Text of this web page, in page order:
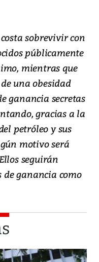
sobrevivir con
públicamente
mientras que
una obesidad
ganancia secretas
gracias a la
petróleo y sus
motivo será
seguirán
de ganancia como